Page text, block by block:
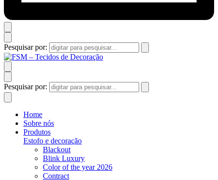
Pesquisar por:
Pesquisar por:
Home
Sobre nós
Produtos
Estofo e decoração
Blackout
Blink Luxury
Color of the year 2026
Contract